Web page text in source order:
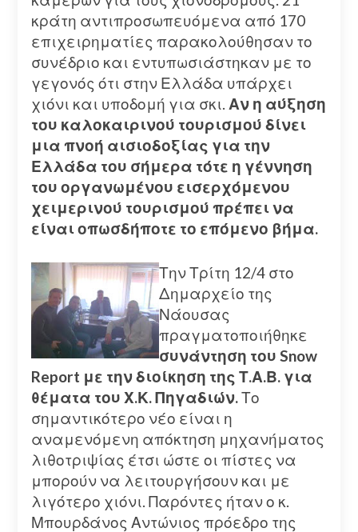
κράτη αντιπροσωπευόμενα από 170
επιχειρηματίες παρακολούθησαν το
συνέδριο και εντυπωσιάστηκαν με το
γεγονός ότι στην Ελλάδα υπάρχει
χιόνι και υποδομή για σκι. Αν η αύξηση
του καλοκαιρινού τουρισμού δίνει
μια πνοή αισιοδοξίας για την
Ελλάδα του σήμερα τότε η γέννηση
του οργανωμένου εισερχόμενου
χειμερινού τουρισμού πρέπει να
είναι οπωσδήποτε το επόμενο βήμα.
Την Τρίτη 12/4 στο
Δημαρχείο της
Νάουσας
πραγματοποιήθηκε
συνάντηση του Snow
Report με την διοίκηση της Τ.Α.Β. για
θέματα του Χ.Κ. Πηγαδιών. Το
σημαντικότερο νέο είναι η
αναμενόμενη απόκτηση μηχανήματος
λιθοτριψίας έτσι ώστε οι πίστες να
μπορούν να λειτουργήσουν και με
λιγότερο χιόνι. Παρόντες ήταν ο κ.
Μπουρδάνος Αντώνιος πρόεδρο της